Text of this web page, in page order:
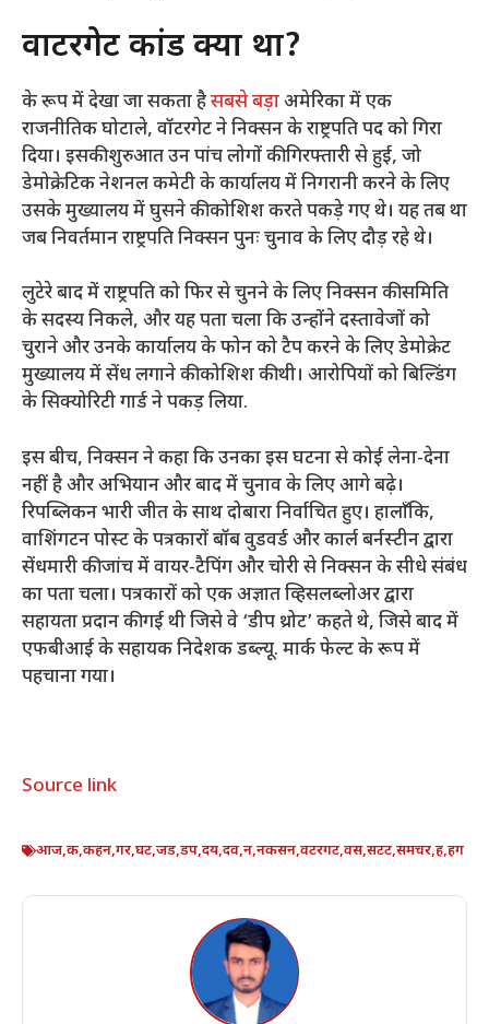
वाटरगेट कांड क्या था?
के रूप में देखा जा सकता हैसबसे बड़ाअमेरिका में एक
राजनीतिक घोटाले, वॉटरगेट ने निक्सन के राष्ट्रपति पद को गिरा
दिया। इसकी शुरुआत उन पांच लोगों की गिरफ्तारी से हुई, जो
डेमोक्रेटिक नेशनल कमेटी के कार्यालय में निगरानी करने के लिए
उसके मुख्यालय में घुसने की कोशिश करते पकड़े गए थे। यह तब था
जब निवर्तमान राष्ट्रपति निक्सन पुनः चुनाव के लिए दौड़ रहे थे।
लुटेरे बाद में राष्ट्रपति को फिर से चुनने के लिए निक्सन की समिति
के सदस्य निकले, और यह पता चला कि उन्होंने दस्तावेजों को
चुराने और उनके कार्यालय के फोन को टैप करने के लिए डेमोक्रेट
मुख्यालय में सेंध लगाने की कोशिश की थी। आरोपियों को बिल्डिंग
के सिक्योरिटी गार्ड ने पकड़ लिया.
इस बीच, निक्सन ने कहा कि उनका इस घटना से कोई लेना-देना
नहीं है और अभियान और बाद में चुनाव के लिए आगे बढ़े।
रिपब्लिकन भारी जीत के साथ दोबारा निर्वाचित हुए। हालाँकि,
वाशिंगटन पोस्ट के पत्रकारों बॉब वुडवर्ड और कार्ल बर्नस्टीन द्वारा
सेंधमारी की जांच में वायर-टैपिंग और चोरी से निक्सन के सीधे संबंध
का पता चला। पत्रकारों को एक अज्ञात व्हिसलब्लोअर द्वारा
सहायता प्रदान की गई थी जिसे वे ‘डीप थ्रोट’ कहते थे, जिसे बाद में
एफबीआई के सहायक निदेशक डब्ल्यू. मार्क फेल्ट के रूप में
पहचाना गया।
Source link
आज,क,कहन,गर,घट,जड,डप,दय,दव,न,नकसन,वटरगट,वस,सटट,समचर,ह,हग